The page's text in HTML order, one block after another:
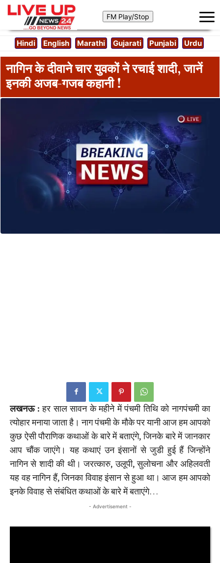
Hindi English Marathi Gujarati Punjabi Urdu
नागिन के दीवाने चार युवकों ने रचाई शादी, जानें
इनकी अजब-गजब कहानी !
लखनऊ : हर साल सावन के महीने में पंचमी तिथि को नागपंचमी का
त्योहार मनाया जाता है। नाग पंचमी के मौके पर यानी आज हम आपको
कुछ ऐसी पौराणिक कथाओं के बारे में बताएंगे, जिनके बारे में जानकार
आप चौंक जाएंगे। यह कथाएं उन इंसानों से जुडी हुई हैं जिन्होंने
नागिन से शादी की थी। जरत्कारु, उलूपी, सुलोचना और अहिलवती
यह वह नागिन हैं, जिनका विवाह इंसान से हुआ था। आज हम आपको
इनके विवाह से संबंधित कथाओं के बारे में बताएंगे…
- Advertisement -